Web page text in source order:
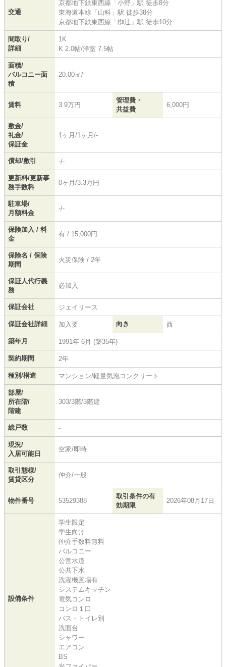
交通
京都地下鉄東西線 「 小野 」駅 徒歩8分
東海道本線 「 山科 」駅 徒歩38分
京都地下鉄東西線 「 椥辻 」駅 徒歩10分
間取り/
詳細
1K
K 2.0帖/洋室 7.5帖
面積/
バルコニー面
積
20.00㎡/-
賃料 3.9万円
管理費・
共益費
6,000円
敷金/
礼金/
保証金
1ヶ月/1ヶ月/-
償却/敷引 -/-
更新料/更新事
務手数料
0ヶ月/3.3万円
駐車場/
月額料金
-/-
保険加入 / 料
金
有 / 15,000円
保険名 / 保険
期間
火災保険 / 2年
保証人代行義
務
必加入
保証会社 ジェイリース
保証会社詳細 加入要 向き 西
築年月 1991年 6月 (築35年)
契約期間 2年
種別/構造 マンション/軽量気泡コンクリート
部屋/
所在階/
階建
303/3階/3階建
総戸数 -
現況/
入居可能日
空家/即時
取引態様/
賃貸区分
仲介/一般
物件番号 53529388
取引条件の有
効期限
2026年08月17日
設備条件
学生限定
学生向け
仲介手数料無料
バルコニー
公営水道
公共下水
洗濯機置場有
システムキッチン
電気コンロ
コンロ１口
バス・トイレ別
洗面台
シャワー
エアコン
BS